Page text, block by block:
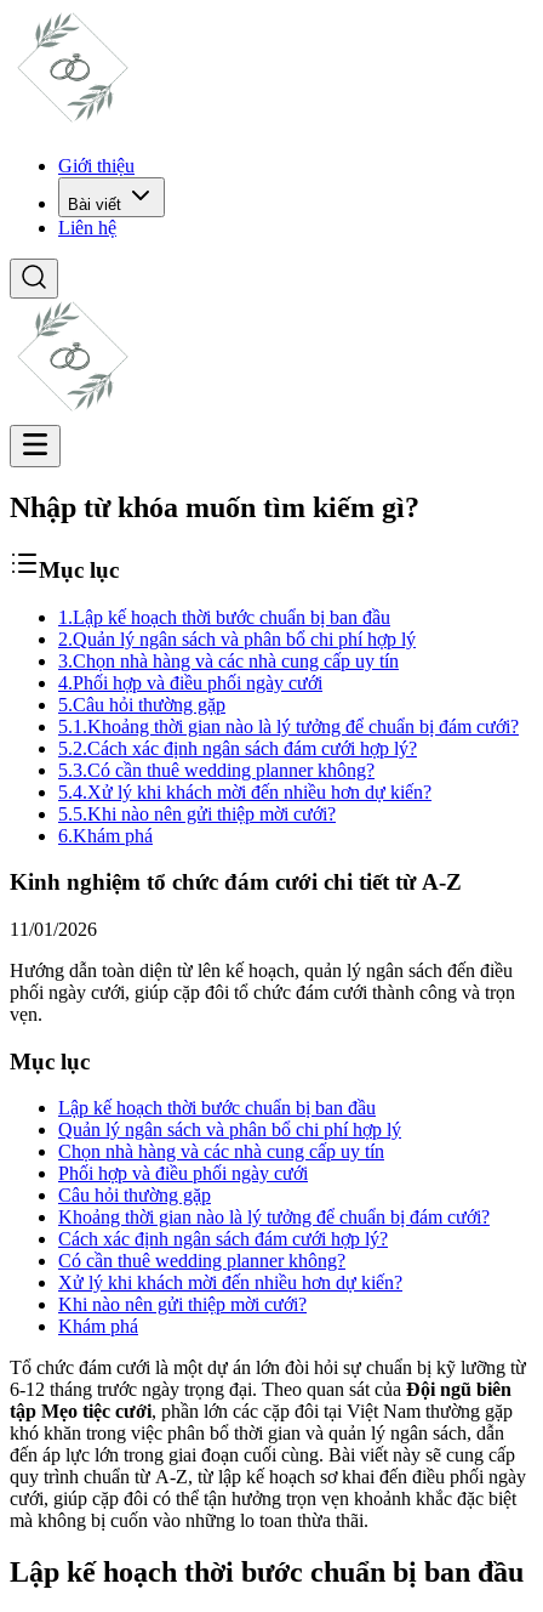
Giới thiệu
Bài viết
Liên hệ
Nhập từ khóa muốn tìm kiếm gì?
Mục lục
1.Lập kế hoạch thời bước chuẩn bị ban đầu
2.Quản lý ngân sách và phân bổ chi phí hợp lý
3.Chọn nhà hàng và các nhà cung cấp uy tín
4.Phối hợp và điều phối ngày cưới
5.Câu hỏi thường gặp
5.1.Khoảng thời gian nào là lý tưởng để chuẩn bị đám cưới?
5.2.Cách xác định ngân sách đám cưới hợp lý?
5.3.Có cần thuê wedding planner không?
5.4.Xử lý khi khách mời đến nhiều hơn dự kiến?
5.5.Khi nào nên gửi thiệp mời cưới?
6.Khám phá
Kinh nghiệm tổ chức đám cưới chi tiết từ A-Z
11/01/2026
Hướng dẫn toàn diện từ lên kế hoạch, quản lý ngân sách đến điều
phối ngày cưới, giúp cặp đôi tổ chức đám cưới thành công và trọn
vẹn.
Mục lục
Lập kế hoạch thời bước chuẩn bị ban đầu
Quản lý ngân sách và phân bổ chi phí hợp lý
Chọn nhà hàng và các nhà cung cấp uy tín
Phối hợp và điều phối ngày cưới
Câu hỏi thường gặp
Khoảng thời gian nào là lý tưởng để chuẩn bị đám cưới?
Cách xác định ngân sách đám cưới hợp lý?
Có cần thuê wedding planner không?
Xử lý khi khách mời đến nhiều hơn dự kiến?
Khi nào nên gửi thiệp mời cưới?
Khám phá
Tổ chức đám cưới là một dự án lớn đòi hỏi sự chuẩn bị kỹ lưỡng từ
6-12 tháng trước ngày trọng đại. Theo quan sát của Đội ngũ biên
tập Mẹo tiệc cưới, phần lớn các cặp đôi tại Việt Nam thường gặp
khó khăn trong việc phân bổ thời gian và quản lý ngân sách, dẫn
đến áp lực lớn trong giai đoạn cuối cùng. Bài viết này sẽ cung cấp
quy trình chuẩn từ A-Z, từ lập kế hoạch sơ khai đến điều phối ngày
cưới, giúp cặp đôi có thể tận hưởng trọn vẹn khoảnh khắc đặc biệt
mà không bị cuốn vào những lo toan thừa thãi.
Lập kế hoạch thời bước chuẩn bị ban đầu